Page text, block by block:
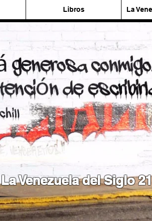
Libros La
La Venezuela del Siglo 21